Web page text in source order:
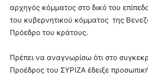
αρχηγός κόμματος στο δικό του
του κυβερνητικού κόμματος της
Πρόεδρο του κράτους.
Πρέπει να αναγνωρίσω ότι στο
Προέδρος του ΣΥΡΙΖΑ έδειξε